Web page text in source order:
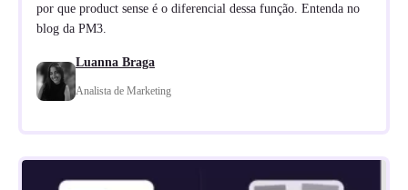
por que product sense é o diferencial dessa função. Entenda no
blog da PM3.
Luanna Braga
Analista de Marketing